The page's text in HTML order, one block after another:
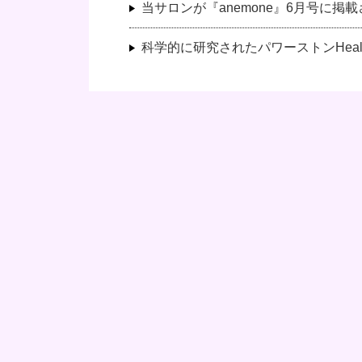
当サロンが『anemone』6月号に掲載
科学的に研究されたパワーストン